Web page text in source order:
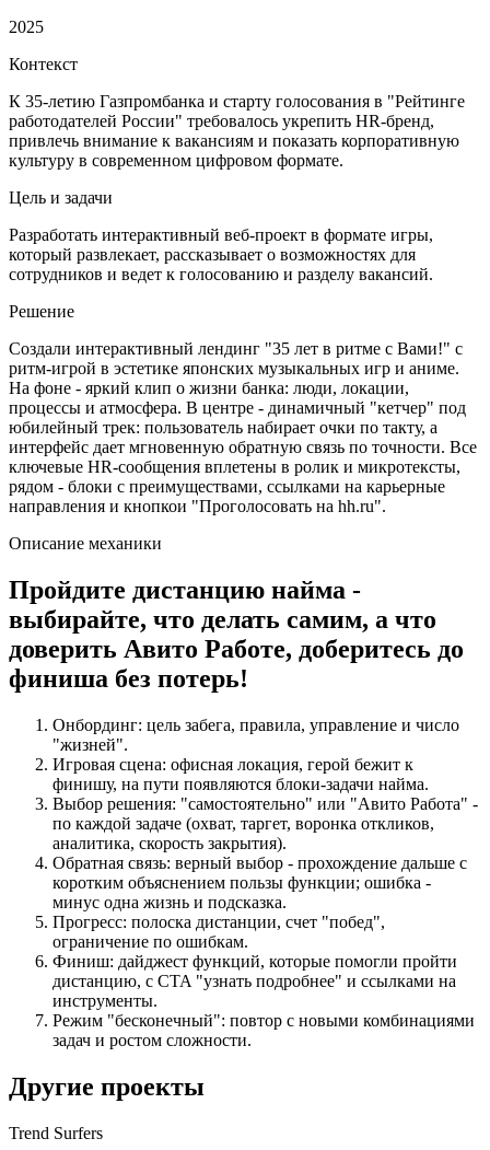
2025
Контекст
К 35‑летию Газпромбанка и старту голосования в "Рейтинге
работодателей России" требовалось укрепить HR‑бренд,
привлечь внимание к вакансиям и показать корпоративную
культуру в современном цифровом формате.
Цель и задачи
Разработать интерактивный веб‑проект в формате игры,
который развлекает, рассказывает о возможностях для
сотрудников и ведет к голосованию и разделу вакансий.
Решение
Создали интерактивный лендинг "35 лет в ритме с Вами!" с
ритм‑игрой в эстетике японских музыкальных игр и аниме.
На фоне - яркий клип о жизни банка: люди, локации,
процессы и атмосфера. В центре - динамичный "кетчер" под
юбилейный трек: пользователь набирает очки по такту, а
интерфейс дает мгновенную обратную связь по точности. Все
ключевые HR‑сообщения вплетены в ролик и микротексты,
рядом - блоки с преимуществами, ссылками на карьерные
направления и кнопкои "Проголосовать на hh.ru".
Описание механики
Пройдите дистанцию найма -
выбирайте, что делать самим, а что
доверить Авито Работе, доберитесь до
финиша без потерь!
Онбординг: цель забега, правила, управление и число
"жизней".
Игровая сцена: офисная локация, герой бежит к
финишу, на пути появляются блоки‑задачи найма.
Выбор решения: "самостоятельно" или "Авито Работа" -
по каждой задаче (охват, таргет, воронка откликов,
аналитика, скорость закрытия).
Обратная связь: верный выбор - прохождение дальше с
коротким объяснением пользы функции; ошибка -
минус одна жизнь и подсказка.
Прогресс: полоска дистанции, счет "побед",
ограничение по ошибкам.
Финиш: дайджест функций, которые помогли пройти
дистанцию, с CTA "узнать подробнее" и ссылками на
инструменты.
Режим "бесконечный": повтор с новыми комбинациями
задач и ростом сложности.
Другие проекты
Trend Surfers